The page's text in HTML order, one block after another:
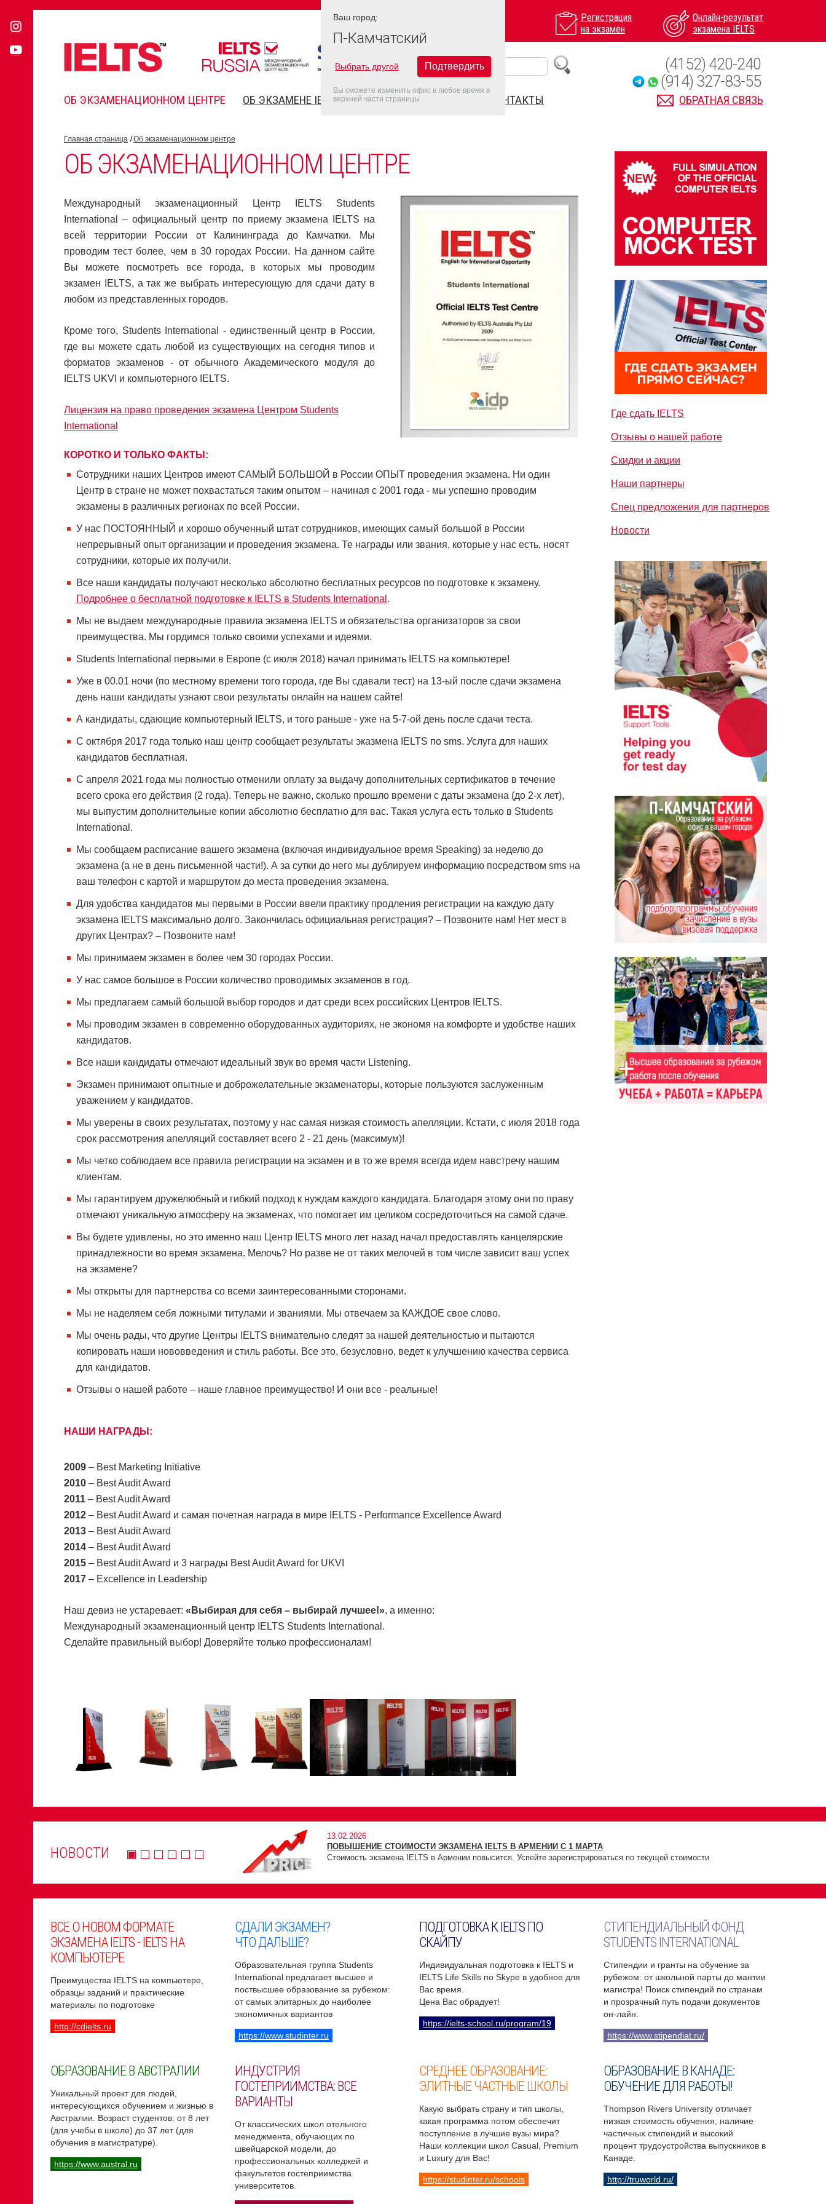
Регистрация
на экзамен
Онлайн-результат
экзамена IELTS
ОБ ЭКЗАМЕНАЦИОННОМ ЦЕНТРЕ ОБ ЭКЗАМЕНЕ IELTS FAQ ДАТЫ IELTS 2022 КОНТАКТЫ ОБРАТНАЯ СВЯЗЬ
(4152) 420-240
(914) 327-83-55
Главная страница Об экзаменационном центре
ОБ ЭКЗАМЕНАЦИОННОМ ЦЕНТРЕ
Международный экзаменационный Центр IELTS Students
International – официальный центр по приему экзамена IELTS на
всей территории России от Калининграда до Камчатки. Мы
проводим тест более, чем в 30 городах России. На данном сайте
Вы можете посмотреть все города, в которых мы проводим
экзамен IELTS, а так же выбрать интересующую для сдачи дату в
любом из представленных городов.
Кроме того, Students International - единственный центр в России,
где вы можете сдать любой из существующих на сегодня типов и
форматов экзаменов - от обычного Академического модуля до
IELTS UKVI и компьютерного IELTS.
Лицензия на право проведения экзамена Центром Students
International
КОРОТКО И ТОЛЬКО ФАКТЫ:
Сотрудники наших Центров имеют САМЫЙ БОЛЬШОЙ в России ОПЫТ проведения экзамена. Ни один
Центр в стране не может похвастаться таким опытом – начиная с 2001 года - мы успешно проводим
экзамены в различных регионах по всей России.
У нас ПОСТОЯННЫЙ и хорошо обученный штат сотрудников, имеющих самый большой в России
непрерывный опыт организации и проведения экзамена. Те награды или звания, которые у нас есть, носят
сотрудники, которые их получили.
Все наши кандидаты получают несколько абсолютно бесплатных ресурсов по подготовке к экзамену.
Подробнее о бесплатной подготовке к IELTS в Students International .
Мы не выдаем международные правила экзамена IELTS и обязательства организаторов за свои
преимущества. Мы гордимся только своими успехами и идеями.
Students International первыми в Европе (с июля 2018) начал принимать IELTS на компьютере!
Уже в 00.01 ночи (по местному времени того города, где Вы сдавали тест) на 13-ый после сдачи экзамена
день наши кандидаты узнают свои результаты онлайн на нашем сайте!
А кандидаты, сдающие компьютерный IELTS, и того раньше - уже на 5-7-ой день после сдачи теста.
С октября 2017 года только наш центр сообщает результаты эказмена IELTS по sms. Услуга для наших
кандидатов бесплатная.
С апреля 2021 года мы полностью отменили оплату за выдачу дополнительных сертификатов в течение
всего срока его действия (2 года). Теперь не важно, сколько прошло времени с даты экзамена (до 2-х лет),
мы выпустим дополнительные копии абсолютно бесплатно для вас. Такая услуга есть только в Students
International.
Мы сообщаем расписание вашего экзамена (включая индивидуальное время Speaking) за неделю до
экзамена (а не в день письменной части!). А за сутки до него мы дублируем информацию посредством sms на
ваш телефон с картой и маршрутом до места проведения экзамена.
Для удобства кандидатов мы первыми в России ввели практику продления регистрации на каждую дату
экзамена IELTS максимально долго. Закончилась официальная регистрация? – Позвоните нам! Нет мест в
других Центрах? – Позвоните нам!
Мы принимаем экзамен в более чем 30 городах России.
У нас самое большое в России количество проводимых экзаменов в год.
Мы предлагаем самый большой выбор городов и дат среди всех российских Центров IELTS.
Мы проводим экзамен в современно оборудованных аудиториях, не экономя на комфорте и удобстве наших
кандидатов.
Все наши кандидаты отмечают идеальный звук во время части Listening.
Экзамен принимают опытные и доброжелательные экзаменаторы, которые пользуются заслуженным
уважением у кандидатов.
Мы уверены в своих результатах, поэтому у нас самая низкая стоимость апелляции. Кстати, с июля 2018 года
срок рассмотрения апелляций составляет всего 2 - 21 день (максимум)!
Мы четко соблюдаем все правила регистрации на экзамен и в то же время всегда идем навстречу нашим
клиентам.
Мы гарантируем дружелюбный и гибкий подход к нуждам каждого кандидата. Благодаря этому они по праву
отмечают уникальную атмосферу на экзаменах, что помогает им целиком сосредоточиться на самой сдаче.
Вы будете удивлены, но это именно наш Центр IELTS много лет назад начал предоставлять канцелярские
принадлежности во время экзамена. Мелочь? Но разве не от таких мелочей в том числе зависит ваш успех
на экзамене?
Мы открыты для партнерства со всеми заинтересованными сторонами.
Мы не наделяем себя ложными титулами и званиями. Мы отвечаем за КАЖДОЕ свое слово.
Мы очень рады, что другие Центры IELTS внимательно следят за нашей деятельностью и пытаются
копировать наши нововведения и стиль работы. Все это, безусловно, ведет к улучшению качества сервиса
для кандидатов.
Отзывы о нашей работе – наше главное преимущество! И они все - реальные!
НАШИ НАГРАДЫ:
2009 – Best Marketing Initiative
2010 – Best Audit Award
2011 – Best Audit Award
2012 – Best Audit Award и самая почетная награда в мире IELTS - Performance Excellence Award
2013 – Best Audit Award
2014 – Best Audit Award
2015 – Best Audit Award и 3 награды Best Audit Award for UKVI
2017 – Excellence in Leadership
Наш девиз не устаревает: «Выбирая для себя – выбирай лучшее!», а именно:
Международный экзаменационный центр IELTS Students International.
Сделайте правильный выбор! Доверяйте только профессионалам!
Где сдать IELTS
Отзывы о нашей работе
Скидки и акции
Наши партнеры
Спец предложения для партнеров
Новости
НОВОСТИ
13.02.2026
ПОВЫШЕНИЕ СТОИМОСТИ ЭКЗАМЕНА IELTS В АРМЕНИИ С 1 МАРТА
Стоимость экзамена IELTS в Армении повысится. Успейте зарегистрироваться по текущей стоимости
ВСЕ О НОВОМ ФОРМАТЕ
ЭКЗАМЕНА IELTS - IELTS НА
КОМПЬЮТЕРЕ
Преимущества IELTS на компьютере,
образцы заданий и практические
материалы по подготовке
http://cdielts.ru
СДАЛИ ЭКЗАМЕН?
ЧТО ДАЛЬШЕ?
Образовательная группа Students
International предлагает высшее и
поствысшее образование за рубежом:
от самых элитарных до наиболее
экономичных вариантов
https://www.studinter.ru
ПОДГОТОВКА К IELTS ПО
СКАЙПУ
Индивидуальная подготовка к IELTS и
IELTS Life Skills по Skype в удобное для
Вас время.
Цена Вас обрадует!
https://ielts-school.ru/program/19
СТИПЕНДИАЛЬНЫЙ ФОНД
STUDENTS INTERNATIONAL
Стипендии и гранты на обучение за
рубежом: от школьной парты до мантии
магистра! Поиск стипендий по странам
и прозрачный путь подачи документов
он-лайн.
https://www.stipendiat.ru/
ОБРАЗОВАНИЕ В АВСТРАЛИИ
Уникальный проект для людей,
интересующихся обучением и жизнью в
Австралии. Возраст студентов: от 8 лет
(для учебы в школе) до 37 лет (для
обучения в магистратуре).
https://www.austral.ru
ИНДУСТРИЯ
ГОСТЕПРИИМСТВА: ВСЕ
ВАРИАНТЫ
От классических школ отельного
менеджмента, обучающих по
швейцарской модели, до
профессиональных колледжей и
факультетов гостеприимства
университетов.
СРЕДНЕЕ ОБРАЗОВАНИЕ:
ЭЛИТНЫЕ ЧАСТНЫЕ ШКОЛЫ
Какую выбрать страну и тип школы,
какая программа потом обеспечит
поступление в лучшие вузы мира?
Наши коллекции школ Casual, Premium
и Luxury для Вас!
https://studinter.ru/schools
ОБРАЗОВАНИЕ В КАНАДЕ:
ОБУЧЕНИЕ ДЛЯ РАБОТЫ!
Thompson Rivers University отличает
низкая стоимость обучения, наличие
частичных стипендий и высокий
процент трудоустройства выпускников в
Канаде.
http://truworld.ru/
Ваш город:
П-Камчатский
Выбрать другой Подтвердить
Вы сможете изменить офис в любое время в
верхней части страницы